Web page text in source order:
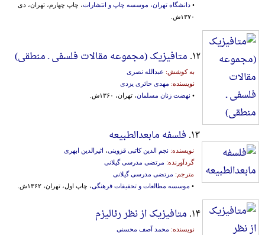
• دانشگاه تهران، موسسه چاپ و انتشارات، چاپ چهارم، تهران، دی
۱۳۷۰ش.
۱۲. متافیزیک (مجموعه مقالات فلسفی ـ منطقی)
به کوشش: عبدالله نصری
نویسنده: مهدی حائری یزدی
• نهضت زنان مسلمان، تهران، ۱۳۶۰ش.
۱۳. فلسفه مابعدالطبیعه
نویسنده: نجم الدین کاتبی قزوینی، اثیرالدین ابهری
گردآورنده: مرتضی مدرسی گیلانی
مترجم: مرتضی مدرسی گیلانی
• موسسه مطالعات و تحقیقات فرهنگی، چاپ اول، تهران، ۱۳۶۲ش.
۱۴. متافیزیک از نظر رئالیزم
نویسنده: محمد آصف محسنی